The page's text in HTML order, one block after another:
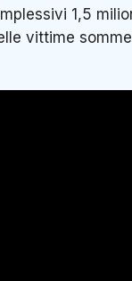
1,5
vittime